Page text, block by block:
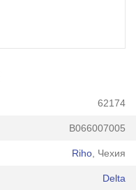
62174
B066007005
Riho , Чехия
Delta